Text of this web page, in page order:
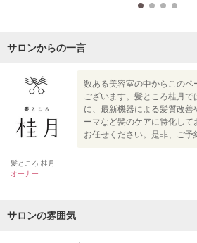
サロンからの一言
髪ところ 桂月
オーナー
数ある美容室の中からこのペ
ございます。髪ところ桂月で
に、最新機器による髪質改
ーマなど髪のケアに特化し
お任せください。是非、ご予
サロンの雰囲気